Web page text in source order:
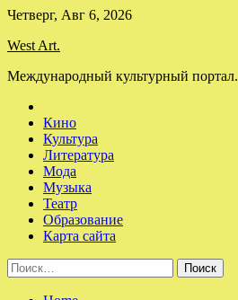
Skip
content
Четверг, Авг 6, 2026
West Art.
Международный культурный портал.
Кино
Культура
Литература
Мода
Музыка
Театр
Образование
Карта сайта
Найти: